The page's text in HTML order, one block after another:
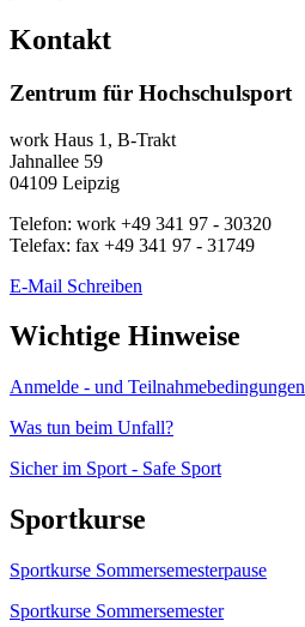
Kontakt
Zentrum für Hochschulsport
work Haus 1, B-Trakt
Jahnallee 59
04109 Leipzig
Telefon: work +49 341 97 - 30320
Telefax: fax +49 341 97 - 31749
E-Mail Schreiben
Wichtige Hinweise
Anmelde - und Teilnahmebedingungen
Was tun beim Unfall?
Sicher im Sport - Safe Sport
Sportkurse
Sportkurse Sommersemesterpause
Sportkurse Sommersemester